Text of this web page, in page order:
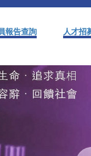
報告查詢 人才招